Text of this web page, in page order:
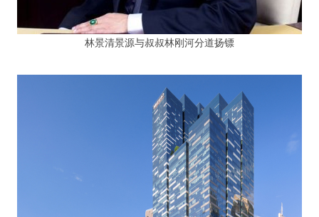
林景清景源与叔叔林刚河分道扬镖